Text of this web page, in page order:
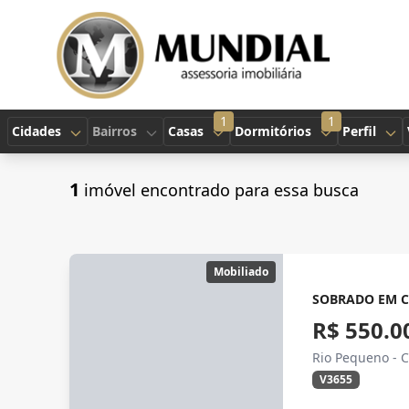
Cidades Bairros
1
Casas
1
Dormitórios Perfil
1 imóvel encontrado para essa busca
Mobiliado
SOBRADO EM
R$
Rio Pequeno -
V3655